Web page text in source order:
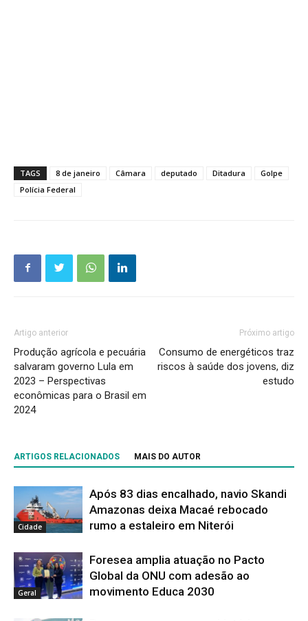
TAGS 8 de janeiro Câmara deputado Ditadura
Golpe
Polícia Federal
Artigo anterior
Produção agrícola e pecuária
salvaram governo Lula em
2023 – Perspectivas
econômicas para o Brasil em
2024
Próximo artigo
Consumo de energéticos traz
riscos à saúde dos jovens, diz
estudo
ARTIGOS RELACIONADOS MAIS DO AUTOR
Cidade
Após 83 dias encalhado, navio Skandi
Amazonas deixa Macaé rebocado
rumo a estaleiro em Niterói
Geral
Foresea amplia atuação no Pacto
Global da ONU com adesão ao
movimento Educa 2030